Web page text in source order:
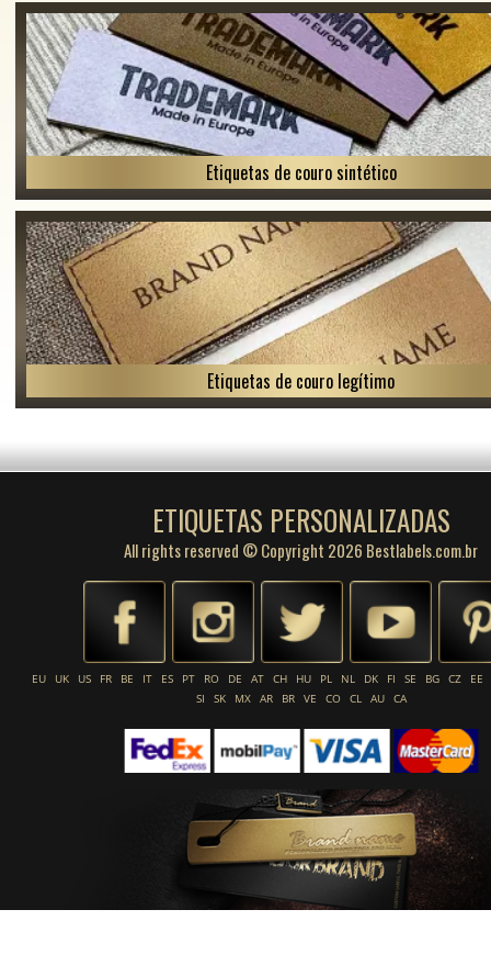
Etiquetas de couro sintético
Etiquetas de couro legítimo
ETIQUETAS PERSONALIZADAS
All rights reserved © Copyright 2026 Bestlabels.com.br
EU UK US FR BE IT ES PT RO DE AT CH HU PL NL DK FI SE BG CZ
EE
SI
SK MX AR BR VE CO CL AU CA